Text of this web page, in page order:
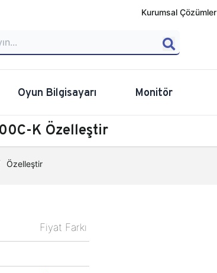
Kurumsal Çözümler
Oyun Bilgisayarı Monitör
K Özelleştir
Özelleştir
Fiyat Farkı